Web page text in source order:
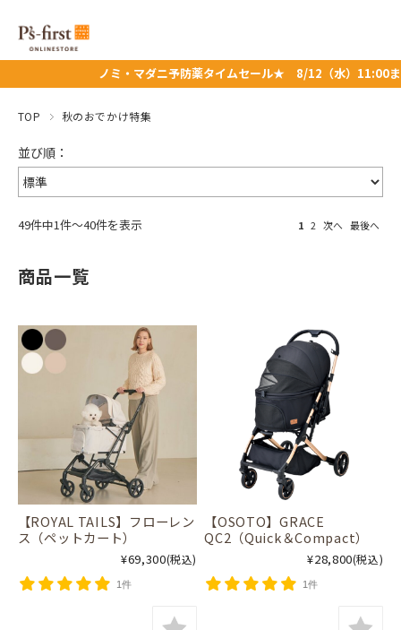
ノミ・マダニ予防薬タイムセール★ 8/12（水）11:00まで！
TOP 秋のおでかけ特集
49件中1件～40件を表示 1 2 次へ 最後へ
商品一覧
【ROYAL TAILS】フローレン
ス（ペットカート）
¥69,300(税込)
1件
【OSOTO】GRACE
QC2（Quick＆Compact）
¥28,800(税込)
1件